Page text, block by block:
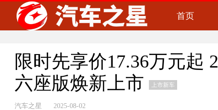
首页
限时先享价17.36万元起
六座版焕新上市
上市新车
汽车之星 2025-08-02